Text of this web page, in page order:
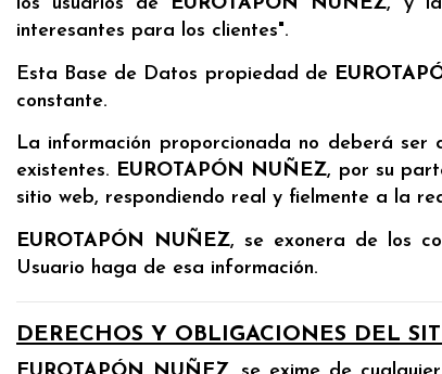
los usuarios de EUROTAPÓN NUÑEZ, y la
interesantes para los clientes".
Esta Base de Datos propiedad de
constante.
La información proporcionada no deberá ser
existentes. EUROTAPÓN NUÑEZ, por su
sitio web, respondiendo real y fielmente a la
EUROTAPÓN NUÑEZ, se exonera de los
Usuario haga de esa información.
DERECHOS Y OBLIGACIONES DEL